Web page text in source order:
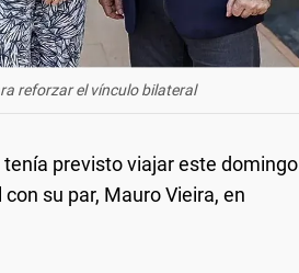
reforzar el vínculo bilateral
tenía previsto viajar este domingo
su par, Mauro Vieira, en